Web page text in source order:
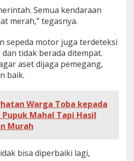
Semua kendaraan
merah,” tegasnya.
sepeda motor juga terdeteksi
tidak berada ditempat.
aset dijaga pemegang,
baik.
Warga Toba kepada
Mahal Tapi Hasil
Murah
bisa diperbaiki lagi,